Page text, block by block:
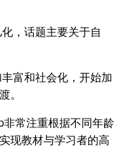
，话题主要关于自
富和社会化，开始加
。
常注重根据不同年龄
现教材与学习者的高